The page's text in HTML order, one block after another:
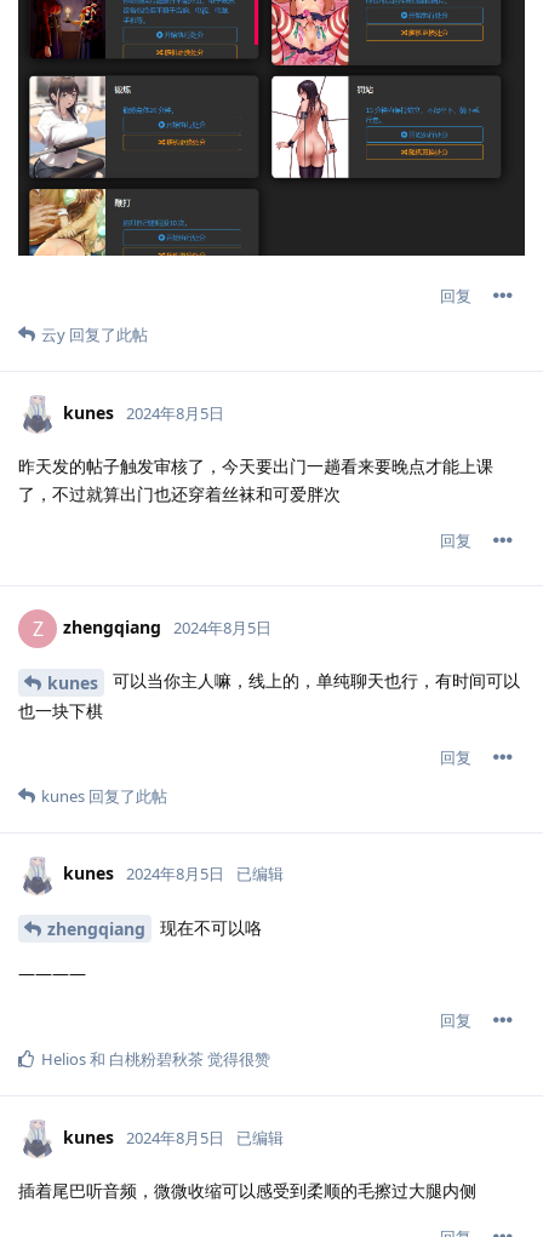
回复
云y 回复了此帖
kunes 2024年8月5日
昨天发的帖子触发审核了，今天要出门一趟看来要晚点才能上课
了，不过就算出门也还穿着丝袜和可爱胖次
回复
Z zhengqiang 2024年8月5日
kunes
可以当你主人嘛，线上的，单纯聊天也行，有时间可以
也一块下棋
回复
kunes 回复了此帖
kunes 2024年8月5日 已编辑
zhengqiang 现在不可以咯
————
回复
Helios和 白桃粉碧秋茶觉得很赞
kunes 2024年8月5日 已编辑
插着尾巴听音频，微微收缩可以感受到柔顺的毛擦过大腿内侧